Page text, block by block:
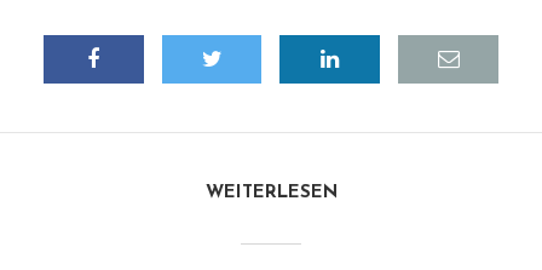
WEITERLESEN